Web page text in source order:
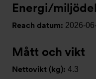
Energi/
Reach datum: 2026-
Mått och vikt
Nettovikt (kg): 4.3